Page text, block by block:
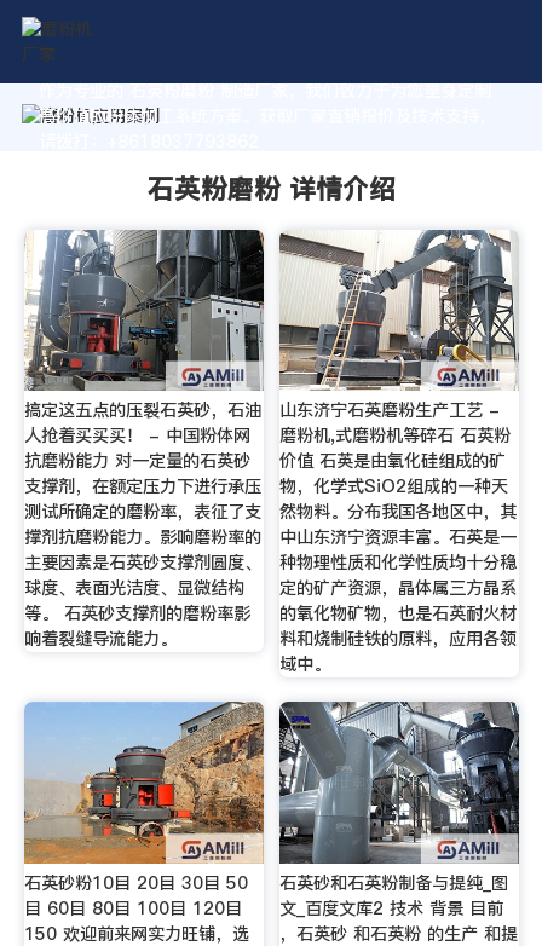
作为专业的 石英粉磨粉 制造厂家，我们致力于为您量身定制
高价值的粉体加工系统方案。获取厂家直销报价及技术支持，
石英粉磨粉 详情介绍
搞定这五点的压裂石英砂，石油
人抢着买买买！ - 中国粉体网
抗磨粉能力 对一定量的石英砂
支撑剂，在额定压力下进行承压
测试所确定的磨粉率，表征了支
撑剂抗磨粉能力。影响磨粉率的
主要因素是石英砂支撑剂圆度、
球度、表面光洁度、显微结构
等。 石英砂支撑剂的磨粉率影
响着裂缝导流能力。
山东济宁石英磨粉生产工艺 -
磨粉机,式磨粉机等碎石 石英粉
价值 石英是由氧化硅组成的矿
物，化学式SiO2组成的一种天
然物料。分布我国各地区中，其
中山东济宁资源丰富。石英是一
种物理性质和化学性质均十分稳
定的矿产资源，晶体属三方晶系
的氧化物矿物，也是石英耐火材
料和烧制硅铁的原料，应用各领
域中。
石英砂粉10目 20目 30目 50
目 60目 80目 100目 120目
150 欢迎前来网实力旺铺，选
石英砂和石英粉制备与提纯_图
文_百度文库2 技术 背景 目前
，石英砂 和石英粉 的生产 和提